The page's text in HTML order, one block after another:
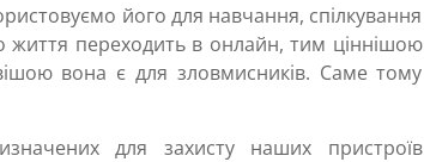
його для навчання, спілкування
життя переходить в онлайн, тим ціннішою
вона є для зловмисників. Саме тому
для захисту наших пристроїв